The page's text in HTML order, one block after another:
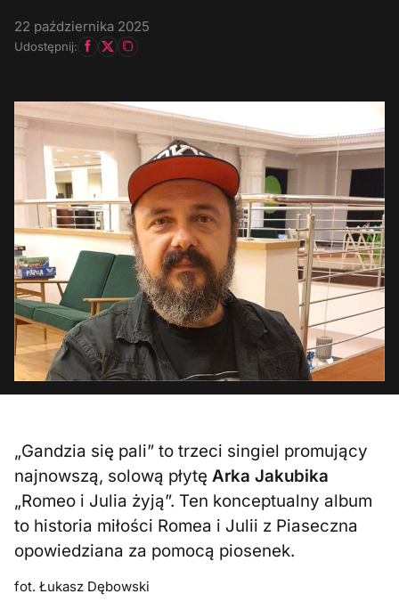
22 października 2025
Udostępnij:
„Gandzia się pali” to trzeci singiel promujący
najnowszą, solową płytęArka Jakubika
„Romeo i Julia żyją”. Ten konceptualny album
to historia miłości Romea i Julii z Piaseczna
opowiedziana za pomocą piosenek.
fot. Łukasz Dębowski